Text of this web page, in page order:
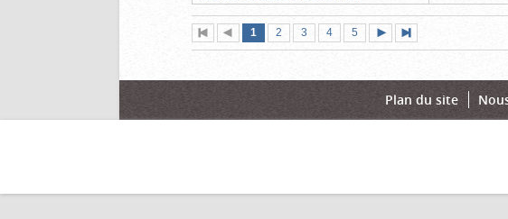
Première
page
Page
précédente
Page
1 (page
actuelle)
Page
2 Page
3 Page
4 Page
5
suivante
page
Plan du site